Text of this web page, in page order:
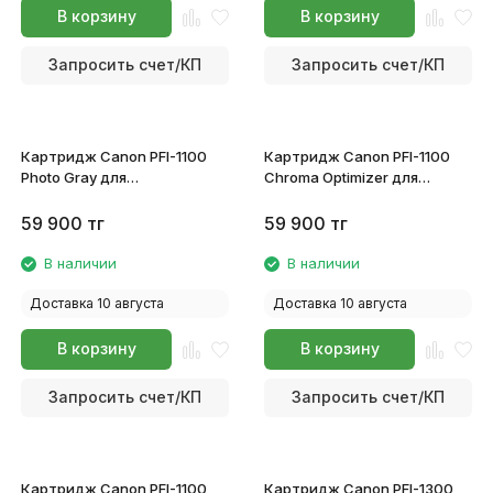
В корзину
Запросить счет/КП
В корзину
Запросить счет/КП
Картридж Canon PFI-1100
Photo Gray для
2100/4100/6100/4100S/6100S
59 900 тг
В наличии
Доставка 10 августа
В корзину
Запросить счет/КП
Картридж Canon PFI-1100
Chroma Optimizer для
2100/4100/6100/4100S/6100S
59 900 тг
В наличии
Доставка 10 августа
В корзину
Запросить счет/КП
Картридж Canon PFI-1100
Картридж Canon PFI-1300